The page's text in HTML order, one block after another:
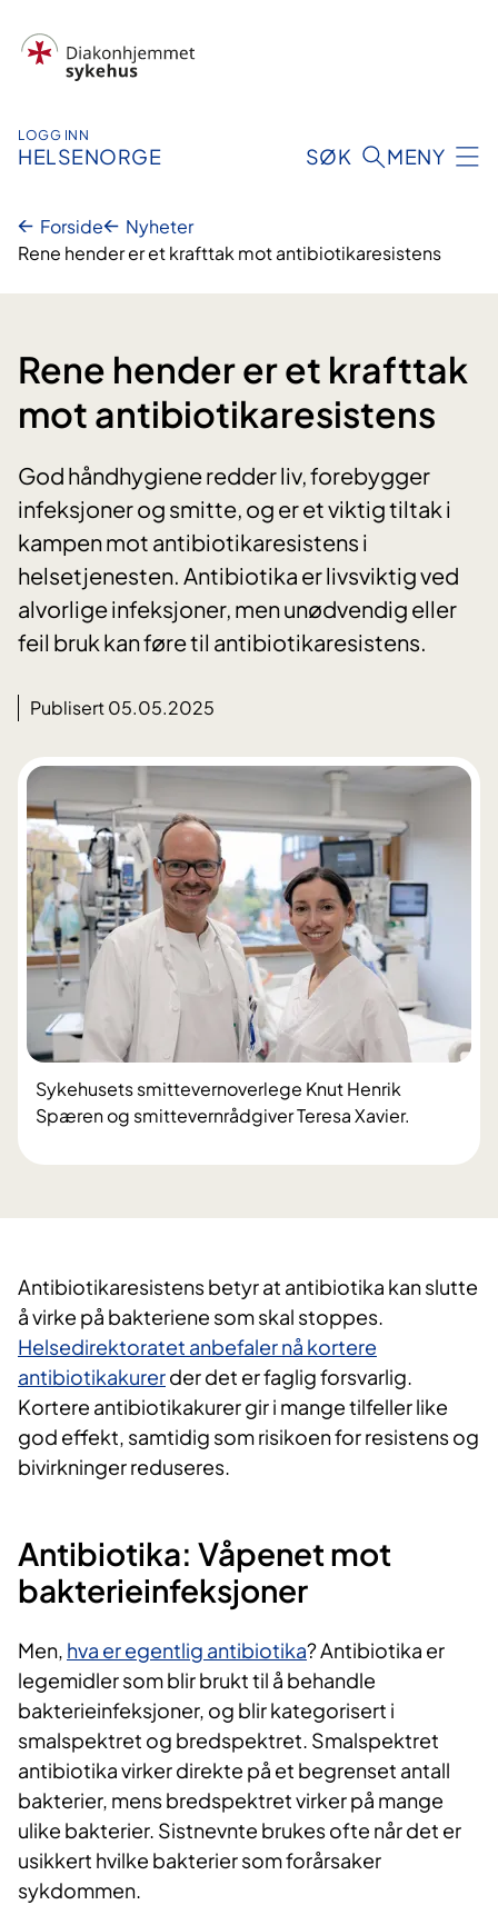
innhold
LOGG INN
HELSENORGE SØK MENY
Forside
Nyheter
Rene hender er et krafttak mot antibiotikaresistens
Rene hender er et krafttak
mot antibiotikaresistens
God håndhygiene redder liv, forebygger
infeksjoner og smitte, og er et viktig tiltak i
kampen mot antibiotikaresistens i
helsetjenesten. Antibiotika er livsviktig ved
alvorlige infeksjoner, men unødvendig eller
feil bruk kan føre til antibiotikaresistens.
Publisert 05.05.2025
Sykehusets smittevernoverlege Knut Henrik
Spæren og smittevernrådgiver Teresa Xavier.
Antibiotikaresistens betyr at antibiotika kan slutte
å virke på bakteriene som skal stoppes.
Helsedirektoratet anbefaler nå kortere
antibiotikakurerder det er faglig forsvarlig.
Kortere antibiotikakurer gir i mange tilfeller like
god effekt, samtidig som risikoen for resistens og
bivirkninger reduseres.
Antibiotika: Våpenet mot
bakterieinfeksjoner
Men, hva er egentlig antibiotika? Antibiotika er
legemidler som blir brukt til å behandle
bakterieinfeksjoner, og blir kategorisert i
smalspektret og bredspektret. Smalspektret
antibiotika virker direkte på et begrenset antall
bakterier, mens bredspektret virker på mange
ulike bakterier. Sistnevnte brukes ofte når det er
usikkert hvilke bakterier som forårsaker
sykdommen.